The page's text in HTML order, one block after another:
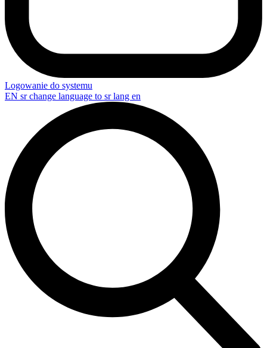
Logowanie do systemu
EN sr change language to sr lang en